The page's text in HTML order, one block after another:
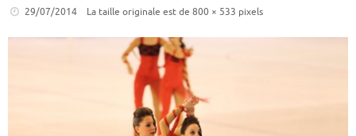
29/07/2014 La taille originale est de 800 × 533 pixels